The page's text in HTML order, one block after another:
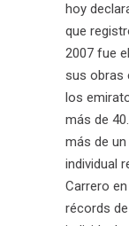
hoy
que
2007 fue
sus obras
los
más de
más de
individual
Carrero
récords